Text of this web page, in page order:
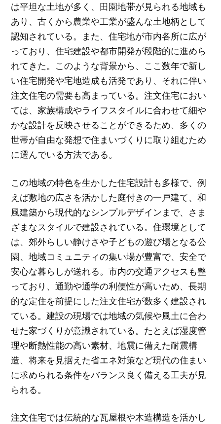
は平坦な土地が多く、田園地帯が見られる地域も
あり、古くから農業や工業が盛んな土地柄として
認知されている。また、住宅地が市内各所に広が
っており、住宅建設や都市開発が段階的に進めら
れてきた。このような背景から、ここ数年で新し
い住宅開発や宅地造成も活発であり、それに伴い
注文住宅の需要も高まっている。注文住宅におい
ては、家族構成やライフスタイルに合わせて細や
かな設計を反映させることができるため、多くの
世帯が自由な発想で住まいづくりに取り組むため
に選んでいる方法である。
この地域の特色を生かした住宅設計も多様で、例
えば敷地の広さを活かした庭付きの一戸建て、和
風建築から現代的なシンプルデザインまで、さま
ざまなスタイルで建設されている。住環境として
は、郊外らしい静けさや子どもの遊び場となる公
園、地域コミュニティの集い場が豊富で、安全で
安心な暮らしが送れる。市内の交通アクセスも整
っており、通勤や通学の利便性が高いため、長期
的な定住を前提にした注文住宅が数多く建設され
ている。建設の現場では地域の気候や風土に合わ
せた家づくりが意識されている。たとえば湿度管
理や断熱性能の高い素材、地震に備えた耐震構
造、将来を見据えた省エネ対策など現代の住まい
に求められる条件をバランス良く備える工夫が見
られる。
注文住宅では伝統的な瓦屋根や木造構造を活かし